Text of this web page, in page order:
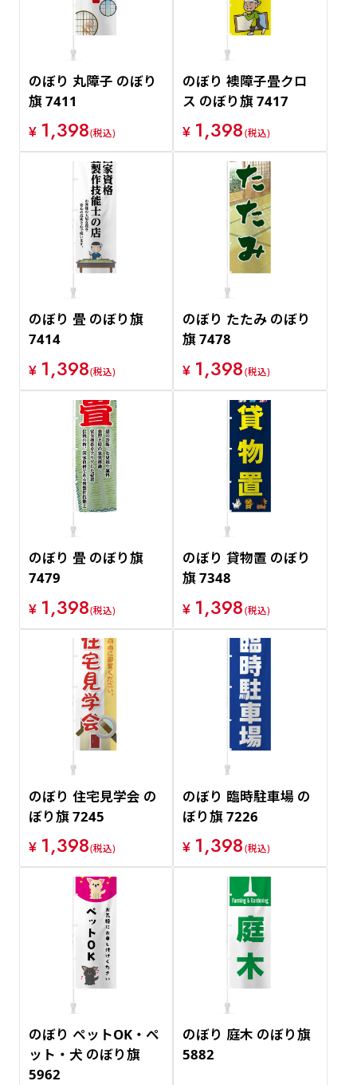
のぼり 丸障子 のぼり
旗 7411
¥ 1,398(税込)
のぼり 襖障子畳クロ
ス のぼり旗 7417
¥ 1,398(税込)
のぼり 畳 のぼり旗
7414
¥ 1,398(税込)
のぼり たたみ のぼり
旗 7478
¥ 1,398(税込)
のぼり 畳 のぼり旗
7479
¥ 1,398(税込)
のぼり 貸物置 のぼり
旗 7348
¥ 1,398(税込)
のぼり 住宅見学会 の
ぼり旗 7245
¥ 1,398(税込)
のぼり 臨時駐車場 の
ぼり旗 7226
¥ 1,398(税込)
のぼり ペットOK・ペ
ット・犬 のぼり旗
5962
のぼり 庭木 のぼり旗
5882